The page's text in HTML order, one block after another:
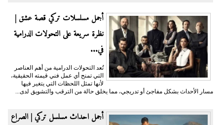
أجمل مسلسلات تركي قصة عشق |
نظرة سريعة على التحولات الدرامية
في...
تُعد التحولات الدرامية من أهم العناصر
التي تمنح أي عمل فني قيمته الحقيقية،
لأنها تمثل اللحظات التي يتغير فيها
مسار الأحداث بشكل مفاجئ أو تدريجي، مما يخلق حالة من الترقب والتشويق لدى...
أجمل احداث مسلسل تركي | الصراع